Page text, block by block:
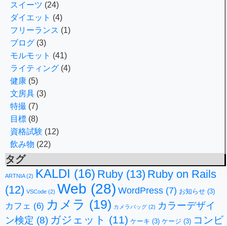
スイーツ (24)
ダイエット (4)
フリーランス (1)
ブログ (3)
モルモット (41)
ライティング (4)
健康 (5)
文房具 (3)
特撮 (7)
目標 (8)
資格試験 (12)
飲み物 (22)
タグ
ARTNIA(2) KALDI (16) Ruby (13) Ruby on Rails
(12) VSCode (2) Web (28) WordPress (7) お知らせ (3)
カフェ (6) カメラ (19) カメラバッグ (2) カラーデザイ
ン検定 (8) ガジェット (11) ケーキ (3) ケージ (3) コンビ